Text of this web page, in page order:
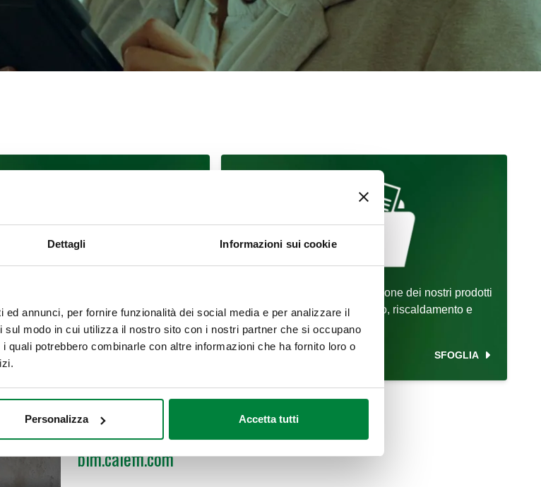
Dettagli Informazioni sui cookie
annunci, per fornire funzionalità dei social media e per analizzare il
modo in cui utilizza il nostro sito con i nostri partner che si occupano
quali potrebbero combinarle con altre informazioni che ha fornito loro o
Personalizza Accetta tutti
che propone teoria e pratica nel
italiano
Portfolio: casi reali di installazione dei nostri prodotti
in diversi ambiti come sanitario, riscaldamento e
contabilizzazione.
SFOGLIA
BIM
bim.caleffi.com